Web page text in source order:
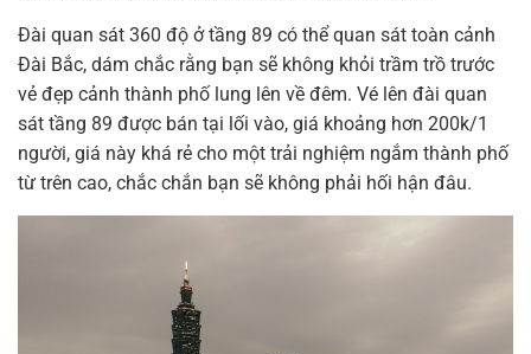
Đài quan sát 360 độ ở tầng 89 có thể quan sát toàn cảnh
Đài Bắc, dám chắc rằng bạn sẽ không khỏi trầm trồ trước
vẻ đẹp cảnh thành phố lung lên về đêm. Vé lên đài quan
sát tầng 89 được bán tại lối vào, giá khoảng hơn 200k/1
người, giá này khá rẻ cho một trải nghiệm ngắm thành phố
từ trên cao, chắc chắn bạn sẽ không phải hối hận đâu.